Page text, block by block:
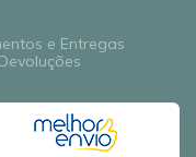
e Entregas